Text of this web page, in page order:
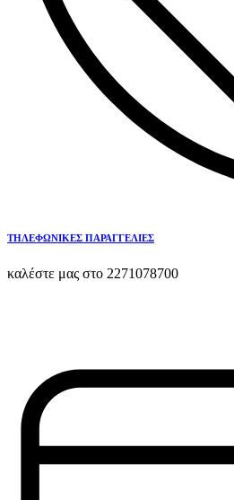
ΤΗΛΕΦΩΝΙΚΕΣ ΠΑΡΑΓΓΕΛΙΕΣ
καλέστε μας στο 2271078700